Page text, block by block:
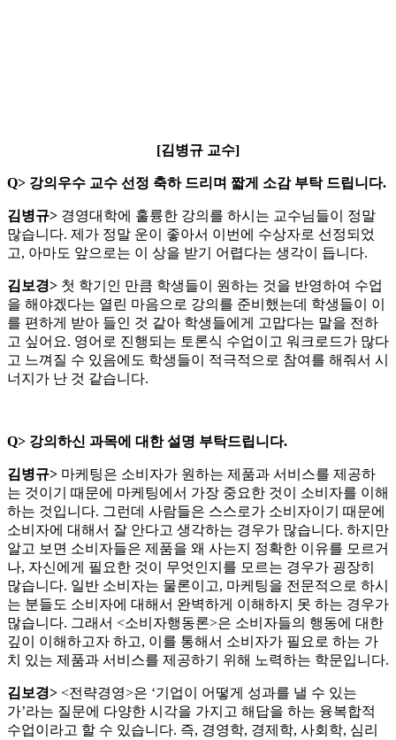
[김병규 교수]
Q> 강의우수 교수 선정 축하 드리며 짧게 소감 부탁 드립니다.
김병규> 경영대학에 훌륭한 강의를 하시는 교수님들이 정말
많습니다. 제가 정말 운이 좋아서 이번에 수상자로 선정되었
고, 아마도 앞으로는 이 상을 받기 어렵다는 생각이 듭니다.
김보경> 첫 학기인 만큼 학생들이 원하는 것을 반영하여 수업
을 해야겠다는 열린 마음으로 강의를 준비했는데 학생들이 이
를 편하게 받아 들인 것 같아 학생들에게 고맙다는 말을 전하
고 싶어요. 영어로 진행되는 토론식 수업이고 워크로드가 많다
고 느껴질 수 있음에도 학생들이 적극적으로 참여를 해줘서 시
너지가 난 것 같습니다.
Q> 강의하신 과목에 대한 설명 부탁드립니다.
김병규> 마케팅은 소비자가 원하는 제품과 서비스를 제공하
는 것이기 때문에 마케팅에서 가장 중요한 것이 소비자를 이해
하는 것입니다. 그런데 사람들은 스스로가 소비자이기 때문에
소비자에 대해서 잘 안다고 생각하는 경우가 많습니다. 하지만
알고 보면 소비자들은 제품을 왜 사는지 정확한 이유를 모르거
나, 자신에게 필요한 것이 무엇인지를 모르는 경우가 굉장히
많습니다. 일반 소비자는 물론이고, 마케팅을 전문적으로 하시
는 분들도 소비자에 대해서 완벽하게 이해하지 못 하는 경우가
많습니다. 그래서 <소비자행동론>은 소비자들의 행동에 대한
깊이 이해하고자 하고, 이를 통해서 소비자가 필요로 하는 가
치 있는 제품과 서비스를 제공하기 위해 노력하는 학문입니다.
김보경> <전략경영>은 ‘기업이 어떻게 성과를 낼 수 있는
가’라는 질문에 다양한 시각을 가지고 해답을 하는 융복합적
수업이라고 할 수 있습니다. 즉, 경영학, 경제학, 사회학, 심리